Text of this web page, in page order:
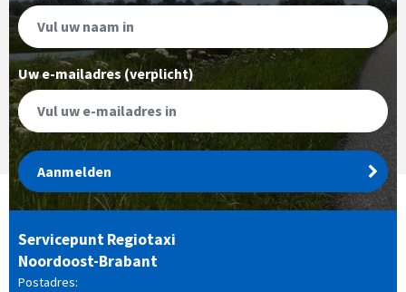
Uw e-mailadres (verplicht)
Aanmelden
Servicepunt Regiotaxi
Noordoost-Brabant
Postadres: